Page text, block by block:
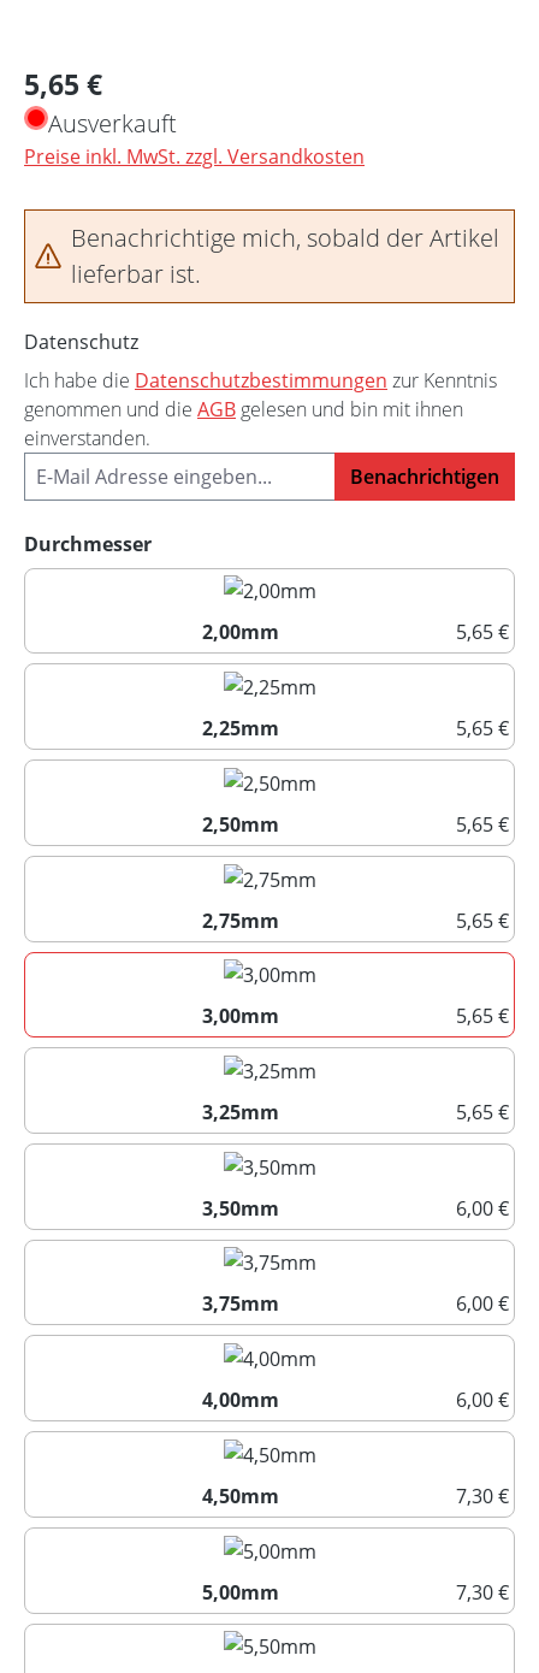
Regulärer Preis:
5,65 €
Ausverkauft
Preise inkl. MwSt. zzgl. Versandkosten
Benachrichtige mich, sobald der Artikel
lieferbar ist.
Datenschutz
Ich habe die Datenschutzbestimmungen zur Kenntnis
genommen und die AGB gelesen und bin mit ihnen
einverstanden.
Benachrichtigen
Durchmesserauswählen
2,00mm
5,65 €
2,00mm
2,25mm
5,65 €
2,25mm
2,50mm
5,65 €
2,50mm
2,75mm
5,65 €
2,75mm
3,00mm
5,65 €
3,00mm
3,25mm
5,65 €
3,25mm
3,50mm
6,00 €
3,50mm
3,75mm
6,00 €
3,75mm
4,00mm
6,00 €
4,00mm
4,50mm
7,30 €
4,50mm
5,00mm
7,30 €
5,00mm